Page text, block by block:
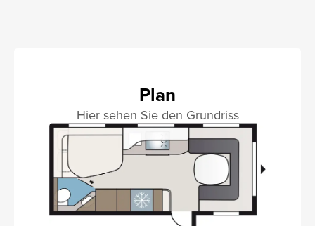
Plan
Hier sehen Sie den Grundriss